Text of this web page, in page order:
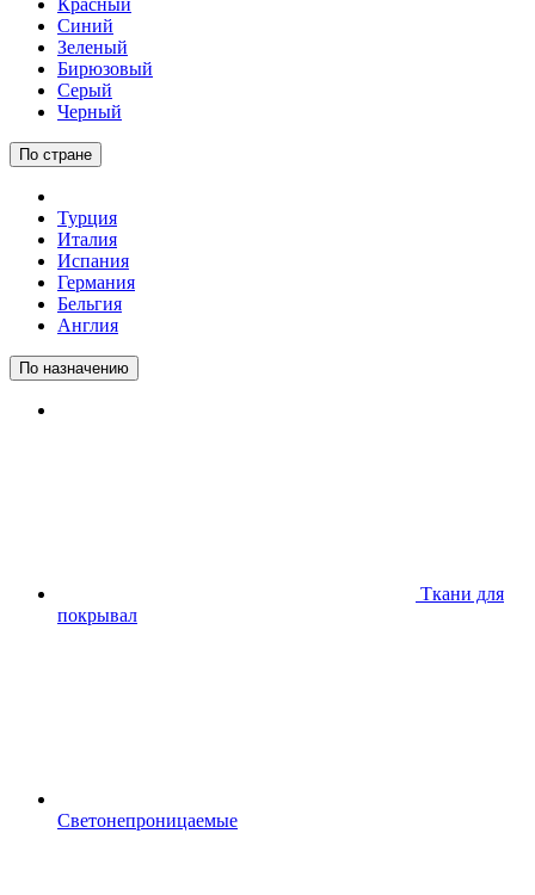
Красный
Синий
Зеленый
Бирюзовый
Серый
Черный
По стране
Турция
Италия
Испания
Германия
Бельгия
Англия
По назначению
Ткани для
покрывал
Светонепроницаемые